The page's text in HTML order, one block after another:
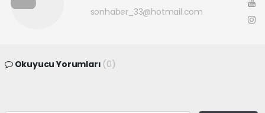
sonhaber_33@hotmail.com
Okuyucu Yorumları (0)